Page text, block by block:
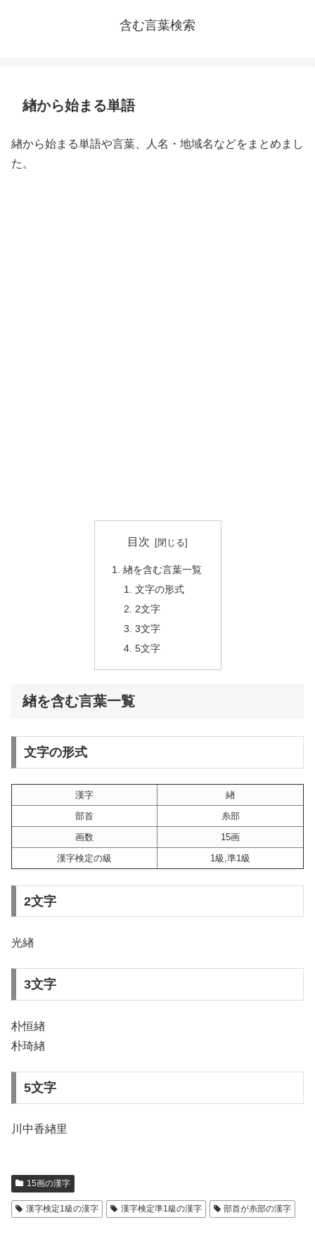
含む言葉検索
緖から始まる単語
緖から始まる単語や言葉、人名・地域名などをまとめまし
た。
目次
緖を含む言葉一覧
文字の形式
2文字
3文字
5文字
緖を含む言葉一覧
文字の形式
漢字
緖
部首
糸部
画数
15画
漢字検定の級
1級,準1級
2文字
光緖
3文字
朴恒緖
朴琦緖
5文字
川中香緖里
15画の漢字
漢字検定1級の漢字 漢字検定準1級の漢字 部首が糸部の漢字